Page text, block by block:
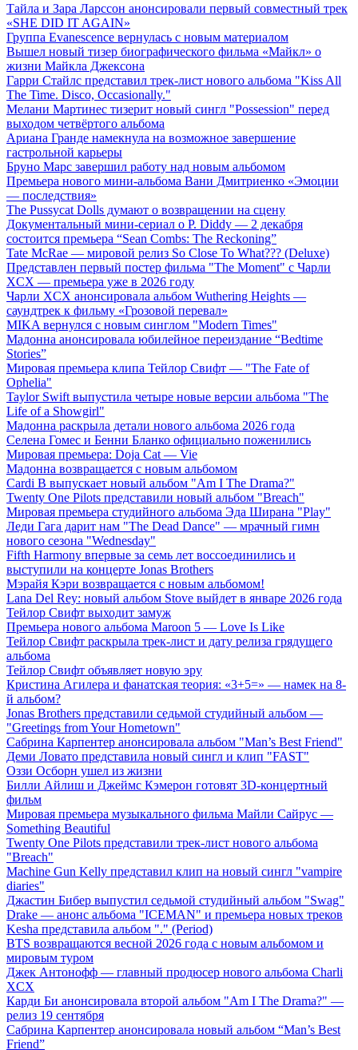
Тайла и Зара Ларссон анонсировали первый совместный трек
«SHE DID IT AGAIN»
Группа Evanescence вернулась с новым материалом
Вышел новый тизер биографического фильма «Майкл» о
жизни Майкла Джексона
Гарри Стайлс представил трек-лист нового альбома "Kiss All
The Time. Disco, Occasionally."
Мелани Мартинес тизерит новый сингл "Possession" перед
выходом четвёртого альбома
Ариана Гранде намекнула на возможное завершение
гастрольной карьеры
Бруно Марс завершил работу над новым альбомом
Премьера нового мини-альбома Вани Дмитриенко «Эмоции
— последствия»
The Pussycat Dolls думают о возвращении на сцену
Документальный мини-сериал о P. Diddy — 2 декабря
состоится премьера “Sean Combs: The Reckoning”
Tate McRae — мировой релиз So Close To What??? (Deluxe)
Представлен первый постер фильма "The Moment" с Чарли
XCX — премьера уже в 2026 году
Чарли XCX анонсировала альбом Wuthering Heights —
саундтрек к фильму «Грозовой перевал»
MIKA вернулся с новым синглом "Modern Times"
Мадонна анонсировала юбилейное переиздание “Bedtime
Stories”
Мировая премьера клипа Тейлор Свифт — "The Fate of
Ophelia"
Taylor Swift выпустила четыре новые версии альбома "The
Life of a Showgirl"
Мадонна раскрыла детали нового альбома 2026 года
Селена Гомес и Бенни Бланко официально поженились
Мировая премьера: Doja Cat — Vie
Мадонна возвращается с новым альбомом
Cardi B выпускает новый альбом "Am I The Drama?"
Twenty One Pilots представили новый альбом "Breach"
Мировая премьера студийного альбома Эда Ширана "Play"
Леди Гага дарит нам "The Dead Dance" — мрачный гимн
нового сезона "Wednesday"
Fifth Harmony впервые за семь лет воссоединились и
выступили на концерте Jonas Brothers
Мэрайя Кэри возвращается с новым альбомом!
Lana Del Rey: новый альбом Stove выйдет в январе 2026 года
Тейлор Свифт выходит замуж
Премьера нового альбома Maroon 5 — Love Is Like
Тейлор Свифт раскрыла трек-лист и дату релиза грядущего
альбома
Тейлор Свифт объявляет новую эру
Кристина Агилера и фанатская теория: «3+5=» — намек на 8-
й альбом?
Jonas Brothers представили седьмой студийный альбом —
"Greetings from Your Hometown"
Сабрина Карпентер анонсировала альбом "Man’s Best Friend"
Деми Ловато представила новый сингл и клип "FAST"
Оззи Осборн ушел из жизни
Билли Айлиш и Джеймс Кэмерон готовят 3D-концертный
фильм
Мировая премьера музыкального фильма Майли Сайрус —
Something Beautiful
Twenty One Pilots представили трек-лист нового альбома
"Breach"
Machine Gun Kelly представил клип на новый сингл "vampire
diaries"
Джастин Бибер выпустил седьмой студийный альбом "Swag"
Drake — анонс альбома "ICEMAN" и премьера новых треков
Kesha представила альбом "." (Period)
BTS возвращаются весной 2026 года с новым альбомом и
мировым туром
Джек Антонофф — главный продюсер нового альбома Charli
XCX
Карди Би анонсировала второй альбом "Am I The Drama?" —
релиз 19 сентября
Сабрина Карпентер анонсировала новый альбом “Man’s Best
Friend”